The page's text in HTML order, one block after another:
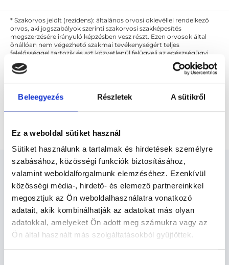
Beleegyezés Részletek A sütikről
Ez a weboldal sütiket használ
Sütiket használunk a tartalmak és hirdetések személyre
szabásához, közösségi funkciók biztosításához,
valamint weboldalforgalmunk elemzéséhez. Ezenkívül
közösségi média-, hirdető- és elemező partnereinkkel
megosztjuk az Ön weboldalhasználatra vonatkozó
adatait, akik kombinálhatják az adatokat más olyan
adatokkal, amelyeket Ön adott meg számukra vagy az
Ön által használt más szolgáltatásokból gyűjtöttek.
* Szakorvos jelölt (rezidens): általános orvosi oklevéllel rendelkező
orvos, aki jogszabályok szerinti szakorvosi szakképesítés
megszerzésére irányuló képzésben vesz részt. Ezen orvosok által
önállóan nem végezhető szakmai tevékenységért teljes
felelősséggel tartozik és azt közvetlenül felügyeli az egészségügyi
szolgáltató szakorvosa az első részvizsgáig, utána pedig a
szakorvosjelölt önállóan láthat el feladatokat. A foglaljorvost.hu
felelősségét kizárja esetleges névazonosságért bármely szakorvos
és szakorvosjelölt esetén.
Nőgyógyász - Nőgyógyászat
Nőgyógyászat TERÜLETHEZ KAPCSOLÓDÓ